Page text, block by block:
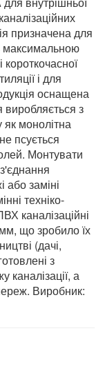
призначена для
максимальною
короткочасної
і для
оснащена
з
як монолітна
псується
Монтувати
заміні
техніко-
каналізаційні
що зробило їх
(дачі,
з
каналізації, а
Виробник: